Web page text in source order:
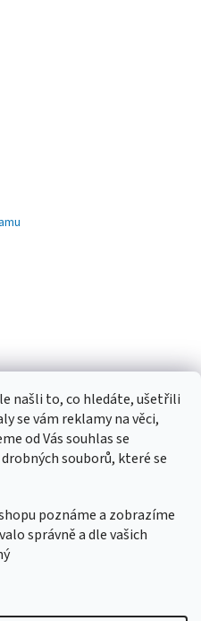
našli to, co hledáte, ušetřili
se vám reklamy na věci,
od Vás souhlas se
souborů, které se
poznáme a zobrazíme
správně a dle vašich